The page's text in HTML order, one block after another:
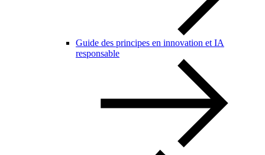
Guide des principes en innovation et IA
responsable